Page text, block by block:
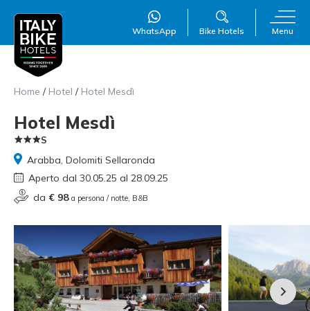
Menu
Bike Hotels
WhatsApp
Home / Hotel / Hotel Mesdì
Hotel Mesdì
S
Arabba, Dolomiti Sellaronda
Aperto dal 30.05.25 al 28.09.25
da € 98 a persona / notte, B&B
WillAI
Online